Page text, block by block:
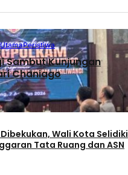
Peristiwa
Sambut Kunjungan
Chaniago
Wali Kota Selidiki
Tata Ruang dan ASN